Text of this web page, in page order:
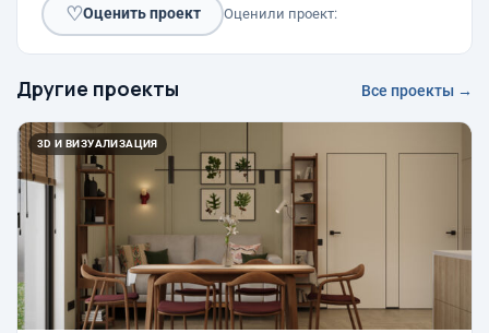
♡Оценить проект Оценили проект:
Другие проекты Все проекты →
3D И ВИЗУАЛИЗАЦИЯ